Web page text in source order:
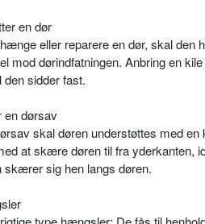
en dør
eller reparere en dør, skal
mod dørindfatningen. Anbring en
den sidder fast.
en dørsav
skal døren understøttes med
at skære døren til fra yderkanten,
skærer sig hen langs døren.